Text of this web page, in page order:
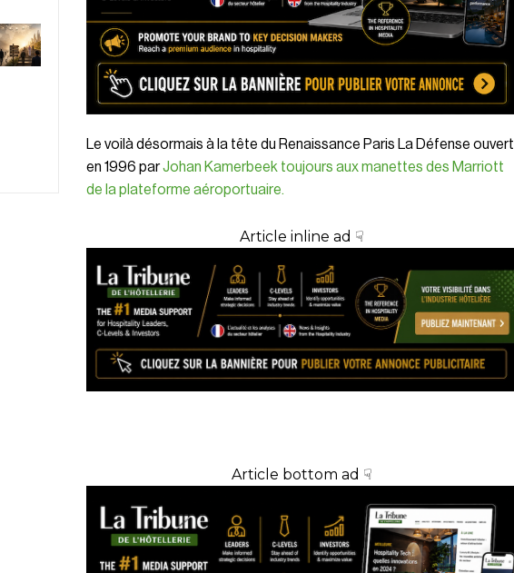
Le voilà désormais à la tête du Renaissance Paris La Défense ouvert
en 1996 parJohan Kamerbeek toujours aux manettes des Marriott
de la plateforme aéroportuaire.
Article inline ad ☟
Article bottom ad ☟